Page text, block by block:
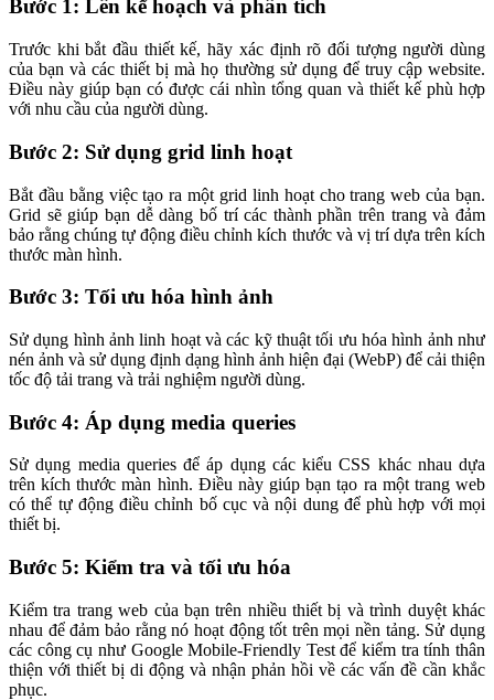
Bước 1: Lên kế hoạch và phân tích
Trước khi bắt đầu thiết kế, hãy xác định rõ đối tượng người dùng
của bạn và các thiết bị mà họ thường sử dụng để truy cập website.
Điều này giúp bạn có được cái nhìn tổng quan và thiết kế phù hợp
với nhu cầu của người dùng.
Bước 2: Sử dụng grid linh hoạt
Bắt đầu bằng việc tạo ra một grid linh hoạt cho trang web của bạn.
Grid sẽ giúp bạn dễ dàng bố trí các thành phần trên trang và đảm
bảo rằng chúng tự động điều chỉnh kích thước và vị trí dựa trên kích
thước màn hình.
Bước 3: Tối ưu hóa hình ảnh
Sử dụng hình ảnh linh hoạt và các kỹ thuật tối ưu hóa hình ảnh như
nén ảnh và sử dụng định dạng hình ảnh hiện đại (WebP) để cải thiện
tốc độ tải trang và trải nghiệm người dùng.
Bước 4: Áp dụng media queries
Sử dụng media queries để áp dụng các kiểu CSS khác nhau dựa
trên kích thước màn hình. Điều này giúp bạn tạo ra một trang web
có thể tự động điều chỉnh bố cục và nội dung để phù hợp với mọi
thiết bị.
Bước 5: Kiểm tra và tối ưu hóa
Kiểm tra trang web của bạn trên nhiều thiết bị và trình duyệt khác
nhau để đảm bảo rằng nó hoạt động tốt trên mọi nền tảng. Sử dụng
các công cụ như Google Mobile-Friendly Test để kiểm tra tính thân
thiện với thiết bị di động và nhận phản hồi về các vấn đề cần khắc
phục.